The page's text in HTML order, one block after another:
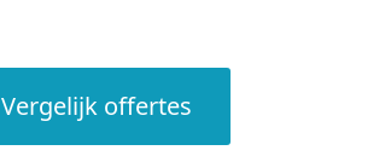
Vergelijk offertes